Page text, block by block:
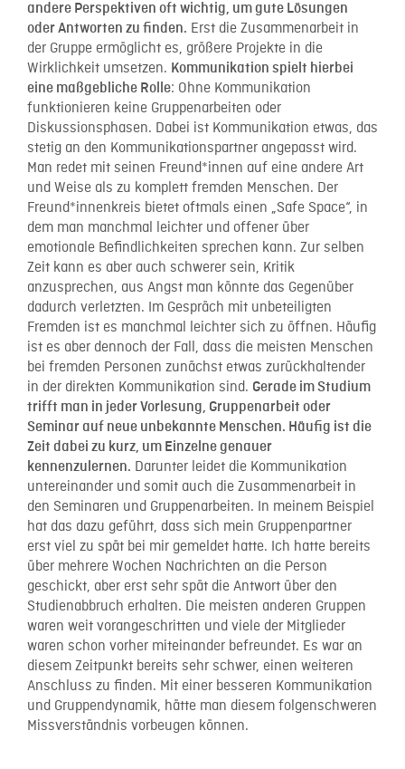
andere Perspektiven oft wichtig, um gute Lösungen
oder Antworten zu finden. Erst die Zusammenarbeit in
der Gruppe ermöglicht es, größere Projekte in die
Wirklichkeit umsetzen. Kommunikation spielt hierbei
eine maßgebliche Rolle: Ohne Kommunikation
funktionieren keine Gruppenarbeiten oder
Diskussionsphasen. Dabei ist Kommunikation etwas, das
stetig an den Kommunikationspartner angepasst wird.
Man redet mit seinen Freund*innen auf eine andere Art
und Weise als zu komplett fremden Menschen. Der
Freund*innenkreis bietet oftmals einen „Safe Space“, in
dem man manchmal leichter und offener über
emotionale Befindlichkeiten sprechen kann. Zur selben
Zeit kann es aber auch schwerer sein, Kritik
anzusprechen, aus Angst man könnte das Gegenüber
dadurch verletzten. Im Gespräch mit unbeteiligten
Fremden ist es manchmal leichter sich zu öffnen. Häufig
ist es aber dennoch der Fall, dass die meisten Menschen
bei fremden Personen zunächst etwas zurückhaltender
in der direkten Kommunikation sind. Gerade im Studium
trifft man in jeder Vorlesung, Gruppenarbeit oder
Seminar auf neue unbekannte Menschen. Häufig ist die
Zeit dabei zu kurz, um Einzelne genauer
kennenzulernen. Darunter leidet die Kommunikation
untereinander und somit auch die Zusammenarbeit in
den Seminaren und Gruppenarbeiten. In meinem Beispiel
hat das dazu geführt, dass sich mein Gruppenpartner
erst viel zu spät bei mir gemeldet hatte. Ich hatte bereits
über mehrere Wochen Nachrichten an die Person
geschickt, aber erst sehr spät die Antwort über den
Studienabbruch erhalten. Die meisten anderen Gruppen
waren weit vorangeschritten und viele der Mitglieder
waren schon vorher miteinander befreundet. Es war an
diesem Zeitpunkt bereits sehr schwer, einen weiteren
Anschluss zu finden. Mit einer besseren Kommunikation
und Gruppendynamik, hätte man diesem folgenschweren
Missverständnis vorbeugen können.